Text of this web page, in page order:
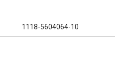
1118-5604064-10